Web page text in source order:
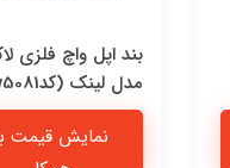
بند اپل واچ فلزی
مدل لینک (کدw5081)
نمایش قیمت